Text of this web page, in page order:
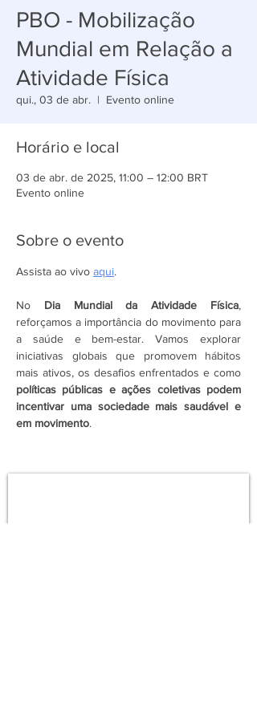
PBO - Mobilização
Mundial em Relação a
Atividade Física
qui., 03 de abr.
  |
Evento online
Horário e local
03 de abr. de 2025, 11:00 – 12:00 BRT
Evento online
Sobre o evento
Assista ao vivo aqui.
No Dia Mundial da Atividade Física,
reforçamos a importância do movimento para
a saúde e bem-estar. Vamos explorar
iniciativas globais que promovem hábitos
políticas públicas e ações coletivas podem
incentivar uma sociedade mais saudável e
em movimento.